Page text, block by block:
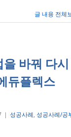
글 내용 전체
바꿔 다시
듀플렉스
| 성공사례, 성공사례/공